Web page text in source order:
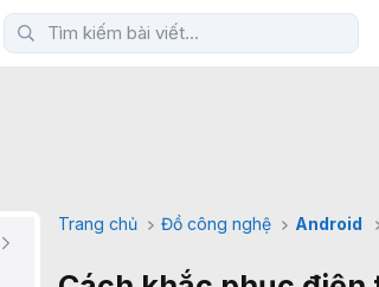
Trang chủ Đồ công nghệ Android